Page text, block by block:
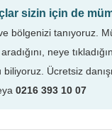
sizin için de
bölgenizi tanıyoruz.
neye
Ücretsiz
0216 393 10 07